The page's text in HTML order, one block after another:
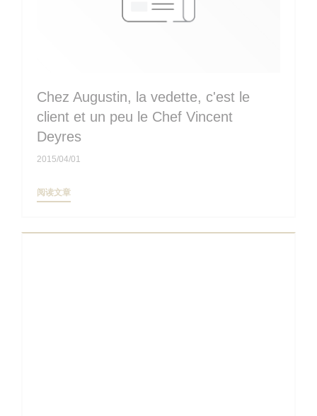
Chez Augustin, la vedette, c'est le
client et un peu le Chef Vincent
Deyres
2015/04/01
阅读文章((在新窗口中打开))